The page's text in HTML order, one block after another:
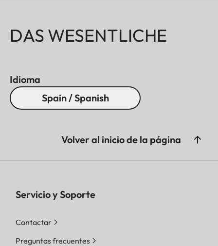
DAS WESENTLICHE
Idioma
Spain / Spanish
Volver al inicio de la página
Servicio y Soporte
Contactar
Preguntas frecuentes